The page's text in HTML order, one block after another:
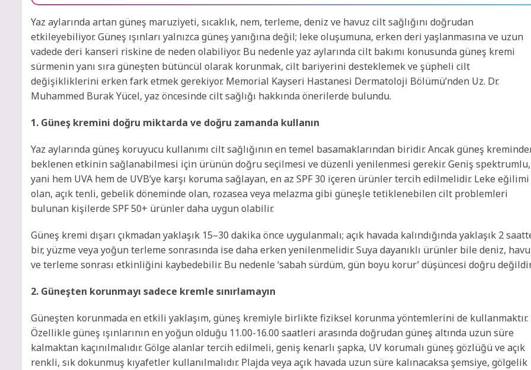
Yaz aylarında artan güneş maruziyeti, sıcaklık, nem, terleme, deniz ve havuz cilt sağlığını doğrudan
etkileyebiliyor. Güneş ışınları yalnızca güneş yanığına değil; leke oluşumuna, erken deri yaşlanmasına ve uzun
vadede deri kanseri riskine de neden olabiliyor. Bu nedenle yaz aylarında cilt bakımı konusunda güneş kremi
sürmenin yanı sıra güneşten bütüncül olarak korunmak, cilt bariyerini desteklemek ve şüpheli cilt
değişikliklerini erken fark etmek gerekiyor. Memorial Kayseri Hastanesi Dermatoloji Bölümü’nden Uz. Dr.
Muhammed Burak Yücel, yaz öncesinde cilt sağlığı hakkında önerilerde bulundu.
1. Güneş kremini doğru miktarda ve doğru zamanda kullanın
Yaz aylarında güneş koruyucu kullanımı cilt sağlığının en temel basamaklarından biridir. Ancak güneş
beklenen etkinin sağlanabilmesi için ürünün doğru seçilmesi ve düzenli yenilenmesi gerekir. Geniş spektrumlu,
yani hem UVA hem de UVB’ye karşı koruma sağlayan, en az SPF 30 içeren ürünler tercih edilmelidir. Leke eğilimi
olan, açık tenli, gebelik döneminde olan, rozasea veya melazma gibi güneşle tetiklenebilen cilt problemleri
bulunan kişilerde SPF 50+ ürünler daha uygun olabilir.
Güneş kremi dışarı çıkmadan yaklaşık 15–30 dakika önce uygulanmalı; açık havada kalındığında yaklaşık 2
bir, yüzme veya yoğun terleme sonrasında ise daha erken yenilenmelidir. Suya dayanıklı ürünler bile deniz,
ve terleme sonrası etkinliğini kaybedebilir. Bu nedenle ‘sabah sürdüm, gün boyu korur’ düşüncesi doğru
2. Güneşten korunmayı sadece kremle sınırlamayın
Güneşten korunmada en etkili yaklaşım, güneş kremiyle birlikte fiziksel korunma yöntemlerini de kullanmaktır.
Özellikle güneş ışınlarının en yoğun olduğu 11.00-16.00 saatleri arasında doğrudan güneş altında uzun süre
kalmaktan kaçınılmalıdır. Gölge alanlar tercih edilmeli, geniş kenarlı şapka, UV korumalı güneş gözlüğü ve açık
renkli, sık dokunmuş kıyafetler kullanılmalıdır. Plajda veya açık havada uzun süre kalınacaksa şemsiye, gölgelik